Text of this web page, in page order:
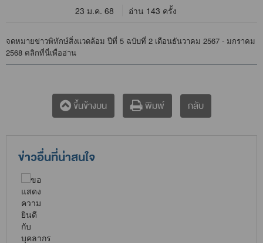
23 ม.ค. 68 อ่าน 143 ครั้ง
จดหมายข่าวพิทักษ์สิ่งแวดล้อม ปีที่ 5 ฉบับที่ 2 เดือนธันวาคม 2567 - มกราคม
2568 คลิกที่นี่เพื่ออ่าน
ขึ้นข้างบน พิมพ์ กลับ
ข่าวอื่นที่น่าสนใจ